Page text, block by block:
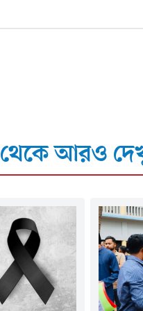
থেকে আরও